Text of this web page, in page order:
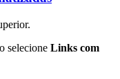
selecione Links com